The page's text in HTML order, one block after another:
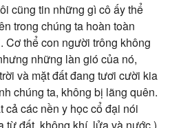
cũng tin những gì cô ấy thể
trong chúng ta hoàn toàn
Cơ thể con người trông không
những làn gió của nó,
và mặt đất đang tươi cười kia
chúng ta, không bị lãng quên.
cả các nền y học cổ đại nói
từ đất, không khí, lửa và nước.)